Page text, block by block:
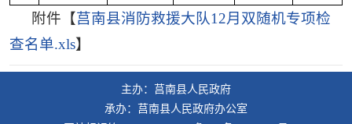
附件【莒南县消防救援大队12月双随机专项检
查名单.xls】
主办：莒南县人民政府
承办：莒南县人民政府办公室